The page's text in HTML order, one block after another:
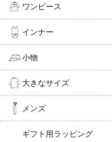
ワンピース
インナー
小物
大きなサイズ
メンズ
ギフト用ラッピング